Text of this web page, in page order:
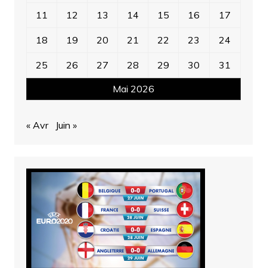
Mai 2026
11 12 13 14 15 16 17
18 19 20 21 22 23 24
25 26 27 28 29 30 31
« Avr Juin »